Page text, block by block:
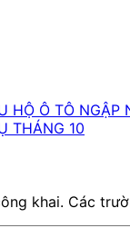
HỘ Ô TÔ NGẬP
THÁNG 10
khai. Các